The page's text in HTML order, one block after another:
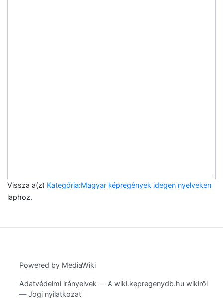
Vissza a(z) Kategória:Magyar képregények idegen nyelveken
laphoz.
Powered by MediaWiki
Adatvédelmi irányelvek
A wiki.kepregenydb.hu wikiről
Jogi nyilatkozat